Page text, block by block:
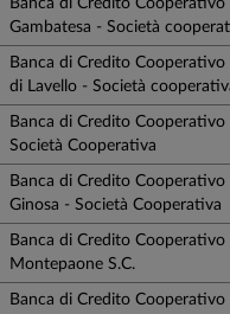
Banca di Credito Cooperativo
Gambatesa - Società
Banca di Credito Cooperativo
di Lavello - Società
Banca di Credito Cooperativo
Società Cooperativa
Banca di Credito
Ginosa - Società Cooperativa
Banca di Credito Cooperativo
Montepaone S.C.
Banca di Credito Cooperativo